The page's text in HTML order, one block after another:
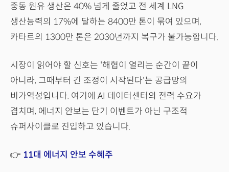
중동 원유 생산은 40% 넘게 줄었고 전 세계 LNG
생산능력의 17%에 달하는 8400만 톤이 묶여 있으며,
카타르의 1300만 톤은 2030년까지 복구가 불가능합니다.
시장이 읽어야 할 신호는 '해협이 열리는 순간이 끝이
아니라, 그때부터 긴 조정이 시작된다'는 공급망의
비가역성입니다. 여기에 AI 데이터센터의 전력 수요가
겹치며, 에너지 안보는 단기 이벤트가 아닌 구조적
슈퍼사이클로 진입하고 있습니다.
👉 11대 에너지 안보 수혜주